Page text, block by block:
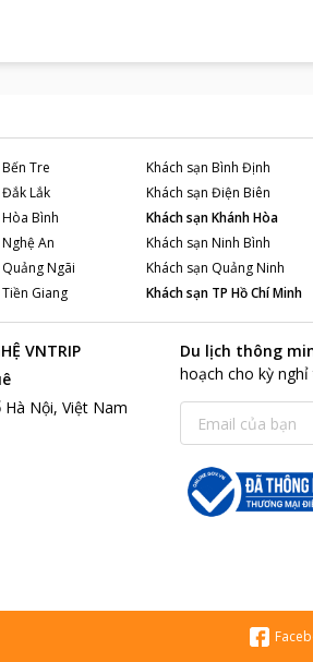
Bến Tre Khách sạn Bình Định
Đắk Lắk Khách sạn Điện Biên
Hòa Bình Khách sạnKhánh Hòa
Nghệ An Khách sạn Ninh Bình
Quảng Ngãi Khách sạn Quảng Ninh
Tiền Giang Khách sạn TP Hồ Chí Minh
VNTRIP
Nội, Việt Nam
Du lịch thông
hoạch cho kỳ